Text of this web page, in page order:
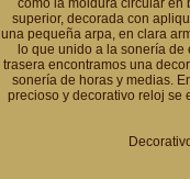
como la moldura circular en
superior, decorada con
una pequeña arpa, en clara
lo que unido a la sonería
trasera encontramos una
sonería de horas y medias.
precioso y decorativo reloj se